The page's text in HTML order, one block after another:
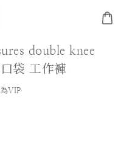
double knee
袋 工作褲
VIP